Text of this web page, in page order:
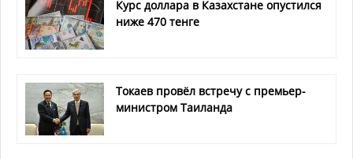
Курс доллара в Казахстане опустился
ниже 470 тенге
Токаев провёл встречу с премьер-
министром Таиланда